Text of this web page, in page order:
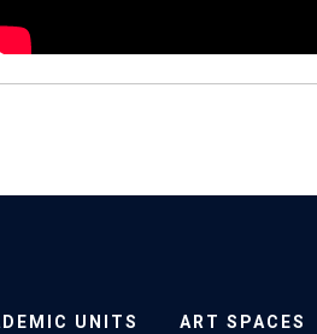
UNITS ART SPACES